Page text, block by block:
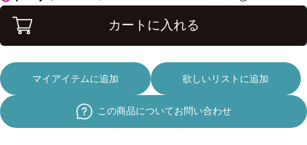
カートに入れる
マイアイテムに追加 欲しいリストに追加
この商品についてお問い合わせ